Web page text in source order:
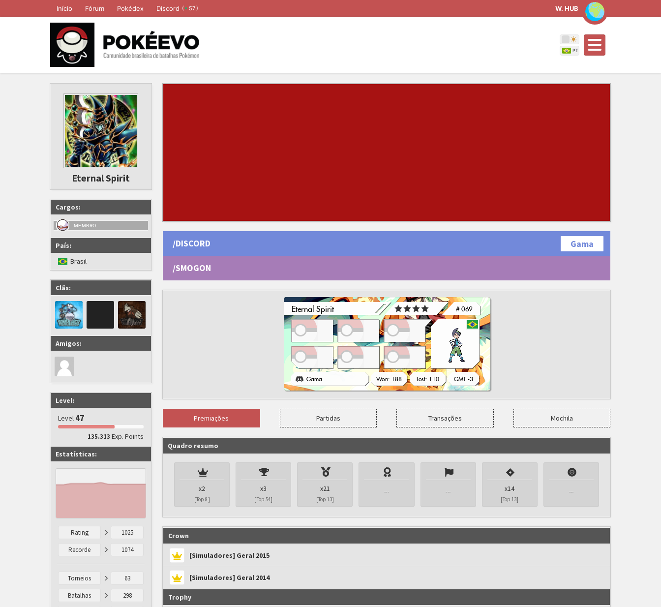
Início Fórum Pokédex Discord ( 57) W. HUB
Eternal Spirit
Cargos:
MEMBRO
País:
Brasil
Clãs:
Amigos:
Level:
Level 47
135.313 Exp. Points
Estatísticas:
Rating 1025
Recorde 1074
Torneios 63
Batalhas 298
/DISCORD Gama
/SMOGON
Premiações Partidas Transações Mochila
Quadro resumo
x2
[Top 8]
x3
[Top 54]
x21
[Top 13]
--- --- x14
[Top 13]
---
Crown
[Simuladores] Geral 2015
[Simuladores] Geral 2014
Trophy